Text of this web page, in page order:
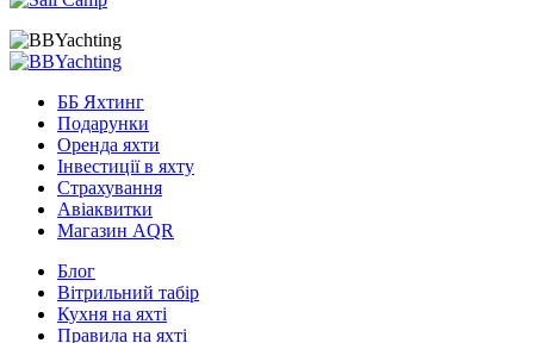
ББ Яхтинг
Подарунки
Оренда яхти
Інвестиції в яхту
Страхування
Авіаквитки
Магазин AQR
Блог
Вітрильний табір
Кухня на яхті
Правила на яхті